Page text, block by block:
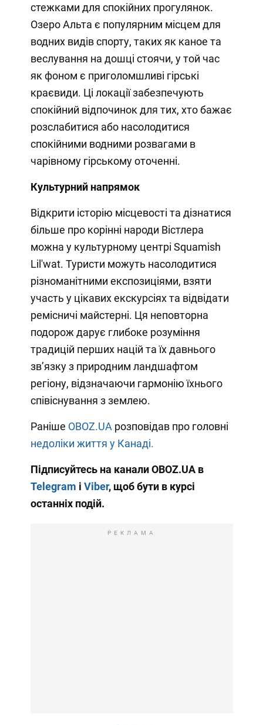
стежками для спокійних прогулянок.
Озеро Альта є популярним місцем для
водних видів спорту, таких як каное та
веслування на дошці стоячи, у той час
як фоном є приголомшливі гірські
краєвиди. Ці локації забезпечують
спокійний відпочинок для тих, хто бажає
розслабитися або насолодитися
спокійними водними розвагами в
чарівному гірському оточенні.
Культурний напрямок
Відкрити історію місцевості та дізнатися
більше про корінні народи Вістлера
можна у культурному центрі Squamish
Lil'wat. Туристи можуть насолодитися
різноманітними експозиціями, взяти
участь у цікавих екскурсіях та відвідати
ремісничі майстерні. Ця неповторна
подорож дарує глибоке розуміння
традицій перших націй та їх давнього
зв’язку з природним ландшафтом
регіону, відзначаючи гармонію їхнього
співіснування з землею.
Раніше OBOZ.UA розповідав про головні
недоліки життя у Канаді.
Підписуйтесь на канали OBOZ.UA в
Telegram і Viber, щоб бути в курсі
останніх подій.
РЕКЛАМА